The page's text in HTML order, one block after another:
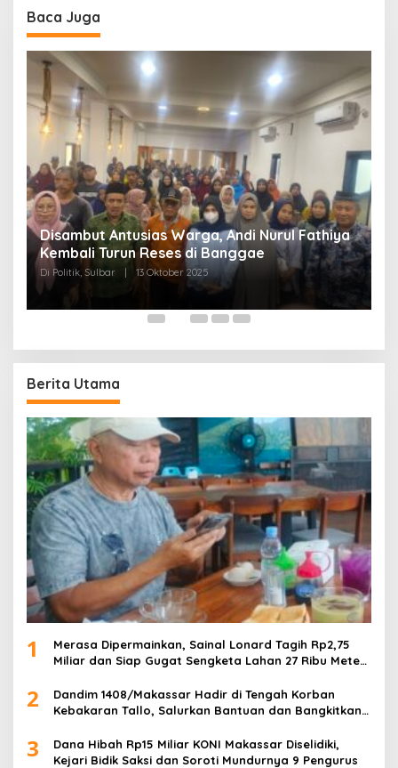
Baca Juga
Disambut Antusias Warga, Andi Nurul Fathiya
Kembali Turun Reses di Banggae
Di Politik, Sulbar 13 Oktober 2025
Berita Utama
1
Merasa Dipermainkan, Sainal Lonard Tagih Rp2,75
Miliar dan Siap Gugat Sengketa Lahan 27 Ribu Meter
2
Dandim 1408/Makassar Hadir di Tengah Korban
Kebakaran Tallo, Salurkan Bantuan dan Bangkitkan
3
Dana Hibah Rp15 Miliar KONI Makassar Diselidiki,
Kejari Bidik Saksi dan Soroti Mundurnya 9 Pengurus